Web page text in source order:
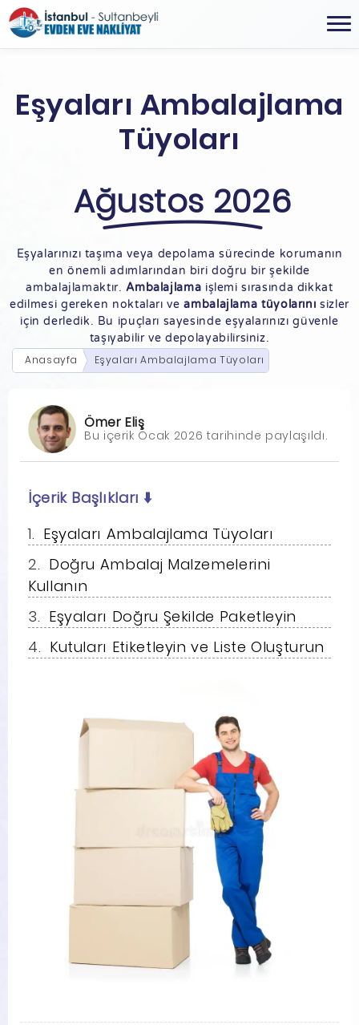
Eşyaları Ambalajlama
Tüyoları
Ağustos 2026
Eşyalarınızı taşıma veya depolama sürecinde korumanın
en önemli adımlarından biri doğru bir şekilde
ambalajlamaktır.Ambalajlama işlemi sırasında dikkat
edilmesi gereken noktaları veambalajlama tüyolarını sizler
için derledik. Bu ipuçları sayesinde eşyalarınızı güvenle
taşıyabilir ve depolayabilirsiniz.
Anasayfa
Eşyaları Ambalajlama Tüyoları
Ömer Eliş
Bu içerik Ocak 2026 tarihinde paylaşıldı.
İçerik Başlıkları ⬇️
Eşyaları Ambalajlama Tüyoları
Doğru Ambalaj Malzemelerini
Kullanın
Eşyaları Doğru Şekilde Paketleyin
Kutuları Etiketleyin ve Liste Oluşturun